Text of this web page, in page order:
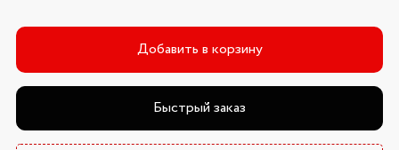
Добавить в корзину
Быстрый заказ